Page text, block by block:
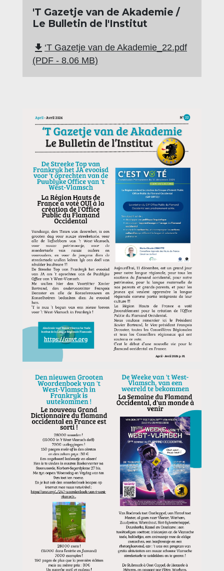
'T Gazetje van de Akademie /
Le Bulletin de l'Institut
file_download ‘T Gazetje van de Akademie_22.pdf
(PDF - 8.06 MB)